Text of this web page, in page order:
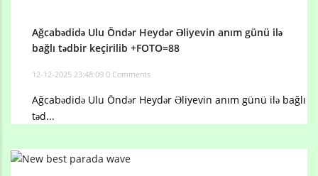
Ağcabədidə Ulu Öndər Heydər Əliyevin anım günü ilə
bağlı tədbir keçirilib +FOTO=88
12-12-2025 23:48:09 0 Comments
Ağcabədidə Ulu Öndər Heydər Əliyevin anım günü ilə bağlı
təd...